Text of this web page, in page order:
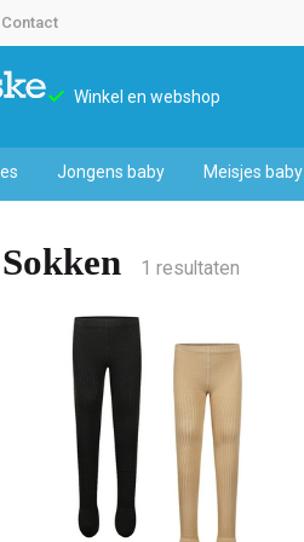
Contact
Winkel en webshop
Jongens baby Meisjes baby
Sokken 1 resultaten